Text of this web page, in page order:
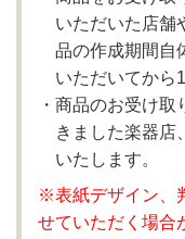
いただいた店舗
品の作成期間自
いただいてから
商品のお受け取
きました楽器店
いたします。
※表紙デザイン、
せていただく場合